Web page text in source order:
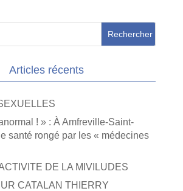
Articles récents
! » : À Amfreville-Saint-
santé rongé par les « médecines
DE LA MIVILUDES
CATALAN THIERRY